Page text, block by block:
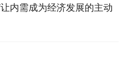
内需成为经济发展的主动